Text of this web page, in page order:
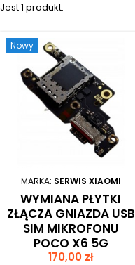
Jest 1 produkt.
Nowy
MARKA: SERWIS XIAOMI
WYMIANA PŁYTKI
ZŁĄCZA GNIAZDA USB
SIM MIKROFONU
POCO X6 5G
Cena
170,00 zł